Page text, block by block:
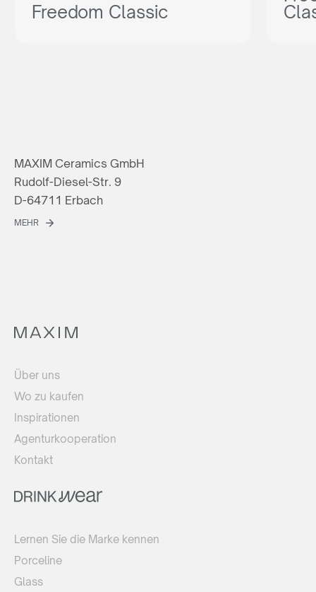
Freedom Classic
MAXIM Ceramics GmbH
Rudolf-Diesel-Str. 9
D-64711 Erbach
MEHR
Über uns
Wo zu kaufen
Inspirationen
Agenturkooperation
Kontakt
Lernen Sie die Marke kennen
Porceline
Glass